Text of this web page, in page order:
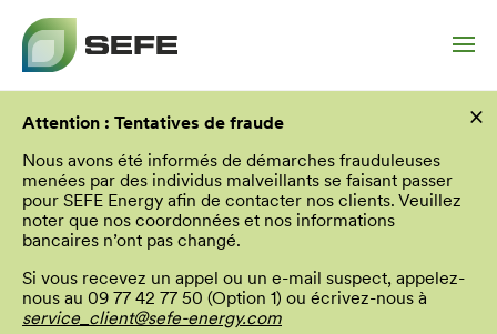
principal
Attention : Tentatives de fraude
Nous avons été informés de démarches frauduleuses
menées par des individus malveillants se faisant passer
pour SEFE Energy afin de contacter nos clients. Veuillez
noter que nos coordonnées et nos informations
bancaires n’ont pas changé.
Si vous recevez un appel ou un e-mail suspect, appelez-
nous au 09 77 42 77 50 (Option 1) ou écrivez-nous à
service_client@sefe-energy.com
×